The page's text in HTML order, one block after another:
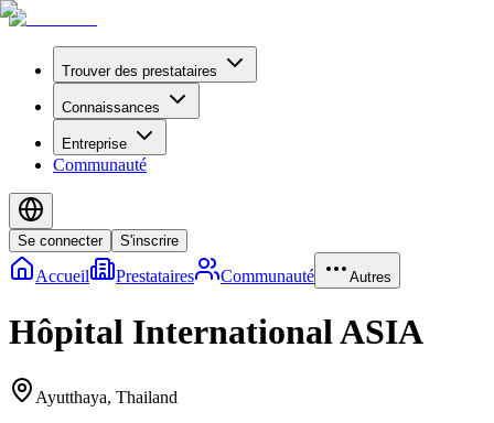
Trouver des prestataires
Connaissances
Entreprise
Communauté
Se connecter S'inscrire
Accueil Prestataires Communauté Autres
Hôpital International ASIA
Ayutthaya, Thailand